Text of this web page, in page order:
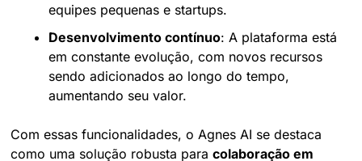
equipes pequenas e startups.
Desenvolvimento contínuo: A plataforma está
em constante evolução, com novos recursos
sendo adicionados ao longo do tempo,
aumentando seu valor.
Com essas funcionalidades, o Agnes AI se destaca
como uma solução robusta para colaboração em